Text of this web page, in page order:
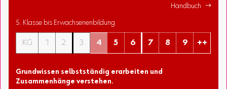
Handbuch 
5. Klasse bis Erwachsenenbildung
KG 1 2 3 4 5 6 7 8 9 ++
Grundwissen selbstständig erarbeiten und
Zusammenhänge verstehen.